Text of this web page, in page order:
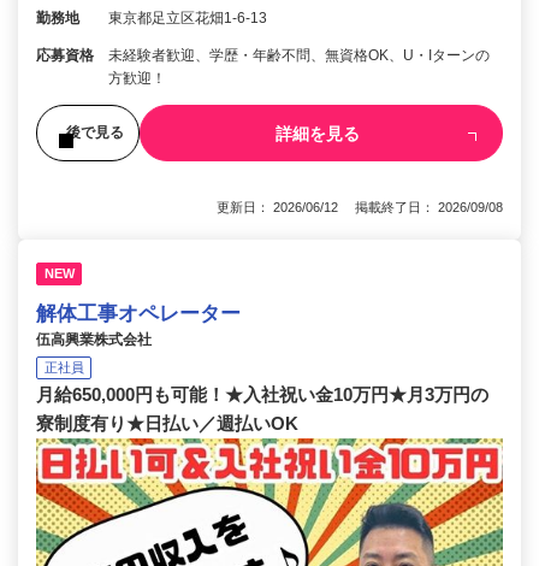
勤務地 東京都足立区花畑1-6-13
応募資格
未経験者歓迎、学歴・年齢不問、無資格OK、U・Iターンの
方歓迎！
後で見る 詳細を見る
更新日： 2026/06/12 掲載終了日： 2026/09/08
NEW
解体工事オペレーター
伍高興業株式会社
正社員
月給650,000円も可能！★入社祝い金10万円★月3万円の
寮制度有り★日払い／週払いOK